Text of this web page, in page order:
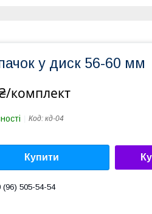
у диск 56-60 мм
комплект
Код: кд-04
Купити
(96) 505-54-54